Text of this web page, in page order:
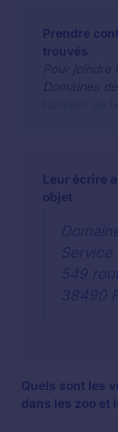
Prendre
trouvés
Quels sont les
dans les zoo et